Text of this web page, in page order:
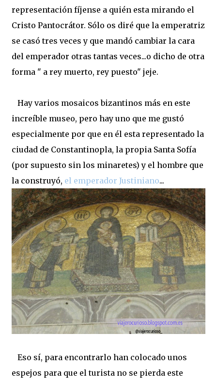
representación fíjense a quién esta mirando el
Cristo Pantocrátor. Sólo os diré que la emperatriz
se casó tres veces y que mandó cambiar la cara
del emperador otras tantas veces...o dicho de otra
forma " a rey muerto, rey puesto" jeje.
Hay varios mosaicos bizantinos más en este
increíble museo, pero hay uno que me gustó
especialmente por que en él esta representado la
ciudad de Constantinopla, la propia Santa Sofía
(por supuesto sin los minaretes) y el hombre que
la construyó, el emperador Justiniano...
Eso sí, para encontrarlo han colocado unos
espejos para que el turista no se pierda este